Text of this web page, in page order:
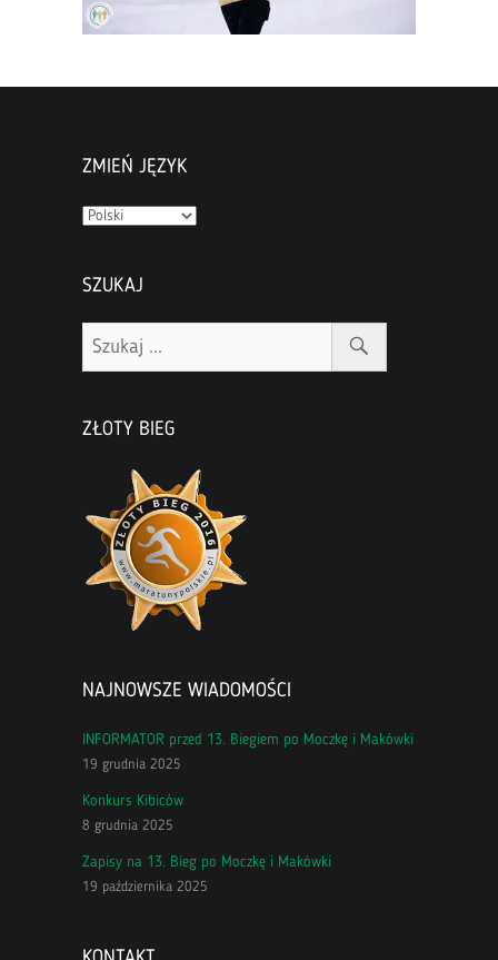
ZMIEŃ JĘZYK
Zmień
SZUKAJ
ZŁOTY BIEG
NAJNOWSZE WIADOMOŚCI
INFORMATOR przed 13. Biegiem po Moczkę i Makówki
19 grudnia 2025
Konkurs Kibiców
8 grudnia 2025
Zapisy na 13. Bieg po Moczkę i Makówki
19 października 2025